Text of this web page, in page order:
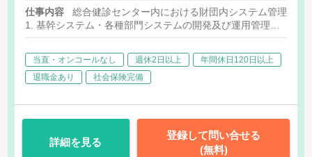
詳細] 諸手当 扶養手当・住居
手当・時間外勤務手当・特殊
手当・渉外(営業)手当等
仕事内容
総合健診センター内における財団内システム管理業務
1. 基幹システム・各種部門システムの開発及び運用管理
3. ユーザ管理
※但し、人事異動により所属が変わることがあります
当直・オンコールなし 週休2日以上
年間休日120日以上
退職金あり
社会保険完備
詳細を見る
登録して問い合せる
(無料)